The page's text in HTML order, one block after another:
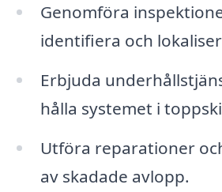
Genomföra
identifiera och
Erbjuda
hålla systemet i
Utföra reparationer
av skadade avlopp.